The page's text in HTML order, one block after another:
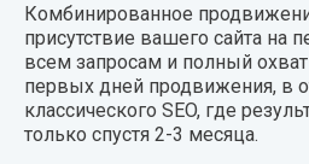
Комбинированное
присутствие вашего сайта на
всем запросам и полный
первых дней продвижения, в
классического SEO, где
только спустя 2-3 месяца.